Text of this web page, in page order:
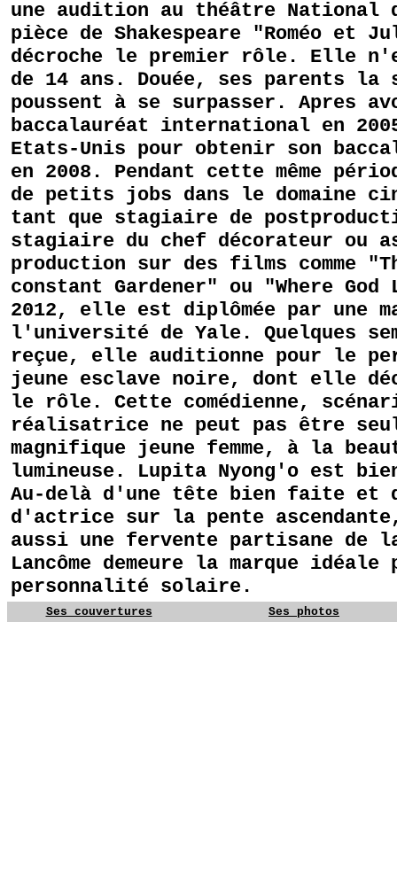
une audition au théâtre National
pièce de Shakespeare "Roméo et
décroche le premier rôle. Elle
de 14 ans. Douée, ses parents
poussent à se surpasser. Apres
baccalauréat international en
Etats-Unis pour obtenir son
en 2008. Pendant cette même
de petits jobs dans le domaine
tant que stagiaire de
stagiaire du chef décorateur ou
production sur des films comme
constant Gardener" ou "Where
2012, elle est diplômée par une
l'université de Yale. Quelques
reçue, elle auditionne pour le
jeune esclave noire, dont elle
le rôle. Cette comédienne,
réalisatrice ne peut pas être
magnifique jeune femme, à la
lumineuse. Lupita Nyong'o est
Au-delà d'une tête bien faite et
d'actrice sur la pente
aussi une fervente partisane de
Lancôme demeure la marque
personnalité solaire.
Ses couvertures Ses photos